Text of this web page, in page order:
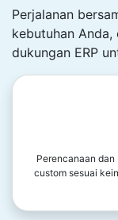
Perjalanan
kebutuhan
dukungan ERP
Perencanaan
custom sesuai